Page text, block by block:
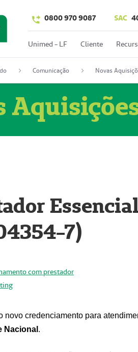
0800 970 9087 SAC
Unimed - LF Cliente
Comunicação Novas
7)
com prestador
novo credenciamento para
Nacional .